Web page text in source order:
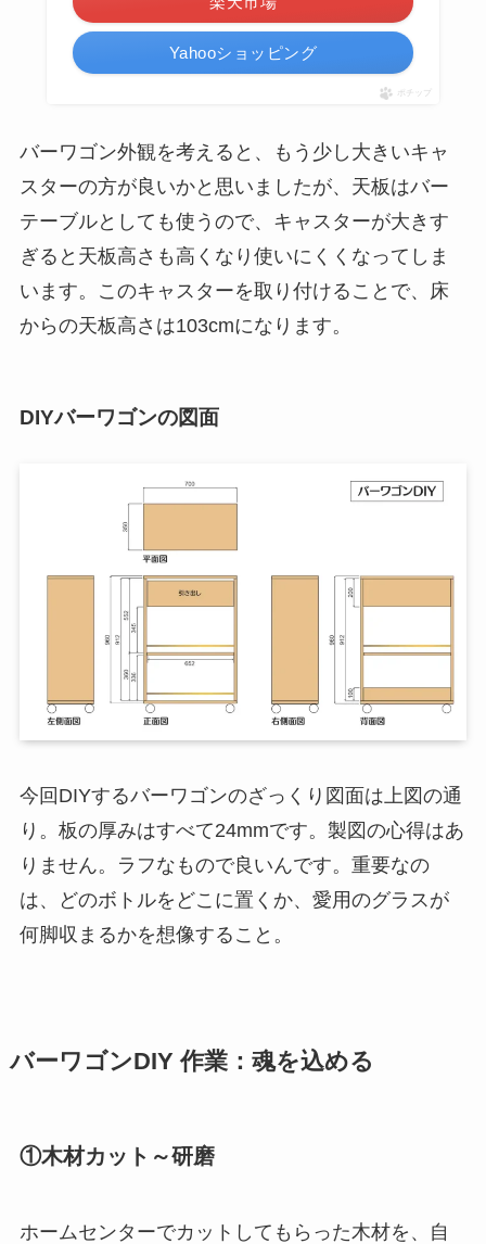
Yahooショッピング
ポチップ
バーワゴン外観を考えると、もう少し大きいキャ
スターの方が良いかと思いましたが、天板はバー
テーブルとしても使うので、キャスターが大きす
ぎると天板高さも高くなり使いにくくなってしま
います。このキャスターを取り付けることで、床
からの天板高さは103cmになります。
DIYバーワゴンの図面
今回DIYするバーワゴンのざっくり図面は上図の通
り。板の厚みはすべて24mmです。製図の心得はあ
りません。ラフなもので良いんです。重要なの
は、どのボトルをどこに置くか、愛用のグラスが
何脚収まるかを想像すること。
バーワゴンDIY 作業：魂を込める
①木材カット～研磨
ホームセンターでカットしてもらった木材を、自